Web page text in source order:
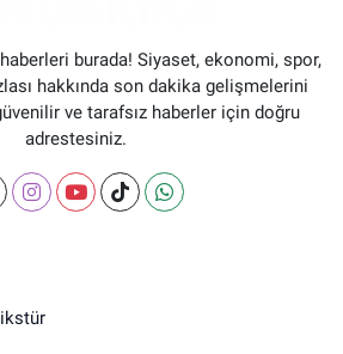
burada! Siyaset, ekonomi, spor,
hakkında son dakika gelişmelerini
ve tarafsız haberler için doğru
adrestesiniz.